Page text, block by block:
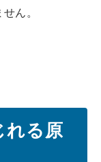
ん。
れる原